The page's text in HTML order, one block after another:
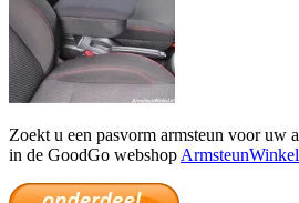
Zoekt u een pasvorm armsteun voor uw
in de GoodGo webshop